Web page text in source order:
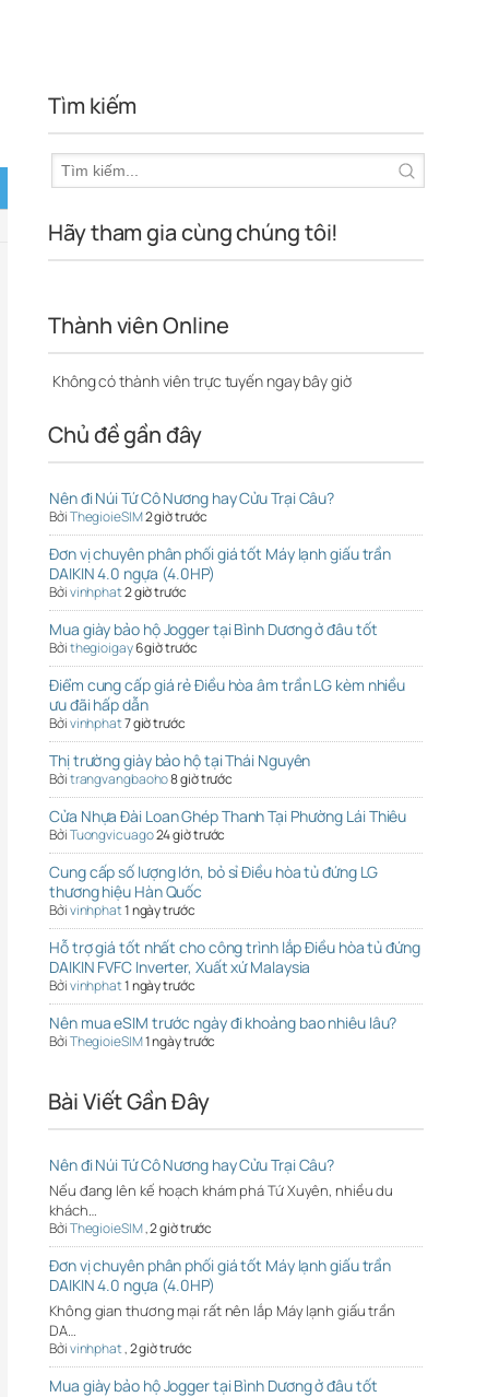
Tìm kiếm
Hãy tham gia cùng chúng tôi!
Thành viên Online
Không có thành viên trực tuyến ngay bây giờ
Chủ đề gần đây
Nên đi Núi Tứ Cô Nương hay Cửu Trại Câu?
BởiThegioieSIM2 giờ trước
Đơn vị chuyên phân phối giá tốt Máy lạnh giấu trần
DAIKIN 4.0 ngựa (4.0HP)
Bởivinhphat2 giờ trước
Mua giày bảo hộ Jogger tại Bình Dương ở đâu tốt
Bởithegioigay6 giờ trước
Điểm cung cấp giá rẻ Điều hòa âm trần LG kèm nhiều
ưu đãi hấp dẫn
Bởivinhphat7 giờ trước
Thị trường giày bảo hộ tại Thái Nguyên
Bởitrangvangbaoho8 giờ trước
Cửa Nhựa Đài Loan Ghép Thanh Tại Phường Lái Thiêu
BởiTuongvicuago24 giờ trước
Cung cấp số lượng lớn, bỏ sỉ Điều hòa tủ đứng LG
thương hiệu Hàn Quốc
Bởivinhphat1 ngày trước
Hỗ trợ giá tốt nhất cho công trình lắp Điều hòa tủ đứng
DAIKIN FVFC Inverter, Xuất xứ Malaysia
Bởivinhphat1 ngày trước
Nên mua eSIM trước ngày đi khoảng bao nhiêu lâu?
BởiThegioieSIM1 ngày trước
Bài Viết Gần Đây
Nên đi Núi Tứ Cô Nương hay Cửu Trại Câu?
Nếu đang lên kế hoạch khám phá Tứ Xuyên, nhiều du
khách…
BởiThegioieSIM,2 giờ trước
Đơn vị chuyên phân phối giá tốt Máy lạnh giấu trần
DAIKIN 4.0 ngựa (4.0HP)
Không gian thương mại rất nên lắp Máy lạnh giấu trần
DA…
Bởivinhphat,2 giờ trước
Mua giày bảo hộ Jogger tại Bình Dương ở đâu tốt